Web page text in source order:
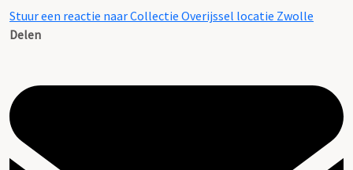
Stuur een reactie naar Collectie Overijssel locatie Zwolle
Delen